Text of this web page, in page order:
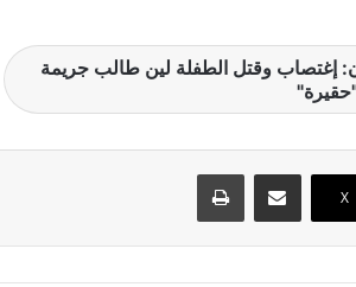
إغتصاب وقتل الطفلة لين طالب جريمة
X